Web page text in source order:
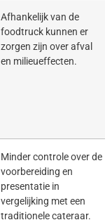
Afhankelijk van de
foodtruck kunnen er
zorgen zijn over afval
en milieueffecten.
Minder controle over de
voorbereiding en
presentatie in
vergelijking met een
traditionele cateraar.